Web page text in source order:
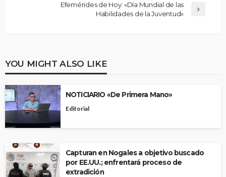
Efemérides de Hoy: «Día Mundial de las
Habilidades de la Juventud»
YOU MIGHT ALSO LIKE
NOTICIARIO «De Primera Mano»
Editorial
Capturan en Nogales a objetivo buscado
por EE.UU.; enfrentará proceso de
extradición